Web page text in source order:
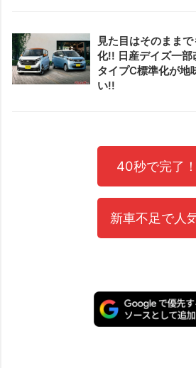
見た目はそのまま
化!! 日産デイズ一部
タイプC標準化が地
い!!
40秒で完了
新車不足で人